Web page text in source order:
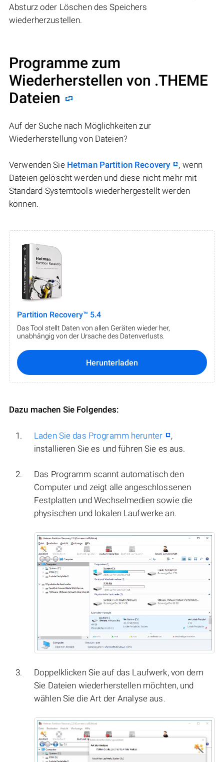
Absturz oder Löschen des Speichers
wiederherzustellen.
Programme zum
Wiederherstellen von .THEME
Dateien
Auf der Suche nach Möglichkeiten zur
Wiederherstellung von Dateien?
Verwenden Sie Hetman Partition Recovery
, wenn
Dateien gelöscht werden und diese nicht mehr mit
Standard-Systemtools wiederhergestellt werden
können.
Partition Recovery™ 5.4
Das Tool stellt Daten von allen Geräten wieder her,
unabhängig von der Ursache des Datenverlusts.
Herunterladen
Dazu machen Sie Folgendes:
Laden Sie das Programm herunter
,
installieren Sie es und führen Sie es aus.
Das Programm scannt automatisch den
Computer und zeigt alle angeschlossenen
Festplatten und Wechselmedien sowie die
physischen und lokalen Laufwerke an.
Doppelklicken Sie auf das Laufwerk, von dem
Sie Dateien wiederherstellen möchten, und
wählen Sie die Art der Analyse aus.